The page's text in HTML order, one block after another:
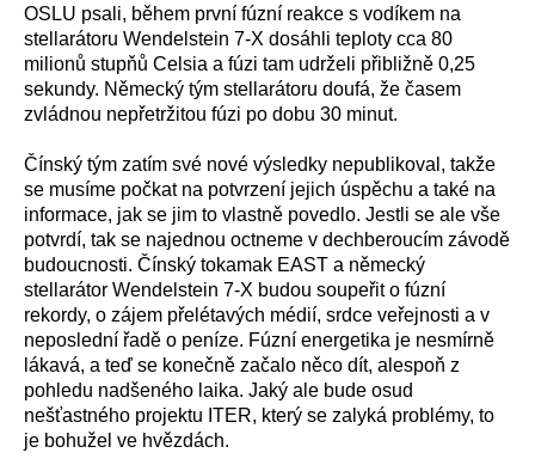
OSLU psali, během první fúzní reakce s vodíkem na
stellarátoru Wendelstein 7-X dosáhli teploty cca 80
milionů stupňů Celsia a fúzi tam udrželi přibližně 0,25
sekundy. Německý tým stellarátoru doufá, že časem
zvládnou nepřetržitou fúzi po dobu 30 minut.
Čínský tým zatím své nové výsledky nepublikoval, takže
se musíme počkat na potvrzení jejich úspěchu a také na
informace, jak se jim to vlastně povedlo. Jestli se ale vše
potvrdí, tak se najednou octneme v dechberoucím závodě
budoucnosti. Čínský tokamak EAST a německý
stellarátor Wendelstein 7-X budou soupeřit o fúzní
rekordy, o zájem přelétavých médií, srdce veřejnosti a v
neposlední řadě o peníze. Fúzní energetika je nesmírně
lákavá, a teď se konečně začalo něco dít, alespoň z
pohledu nadšeného laika. Jaký ale bude osud
nešťastného projektu ITER, který se zalyká problémy, to
je bohužel ve hvězdách.